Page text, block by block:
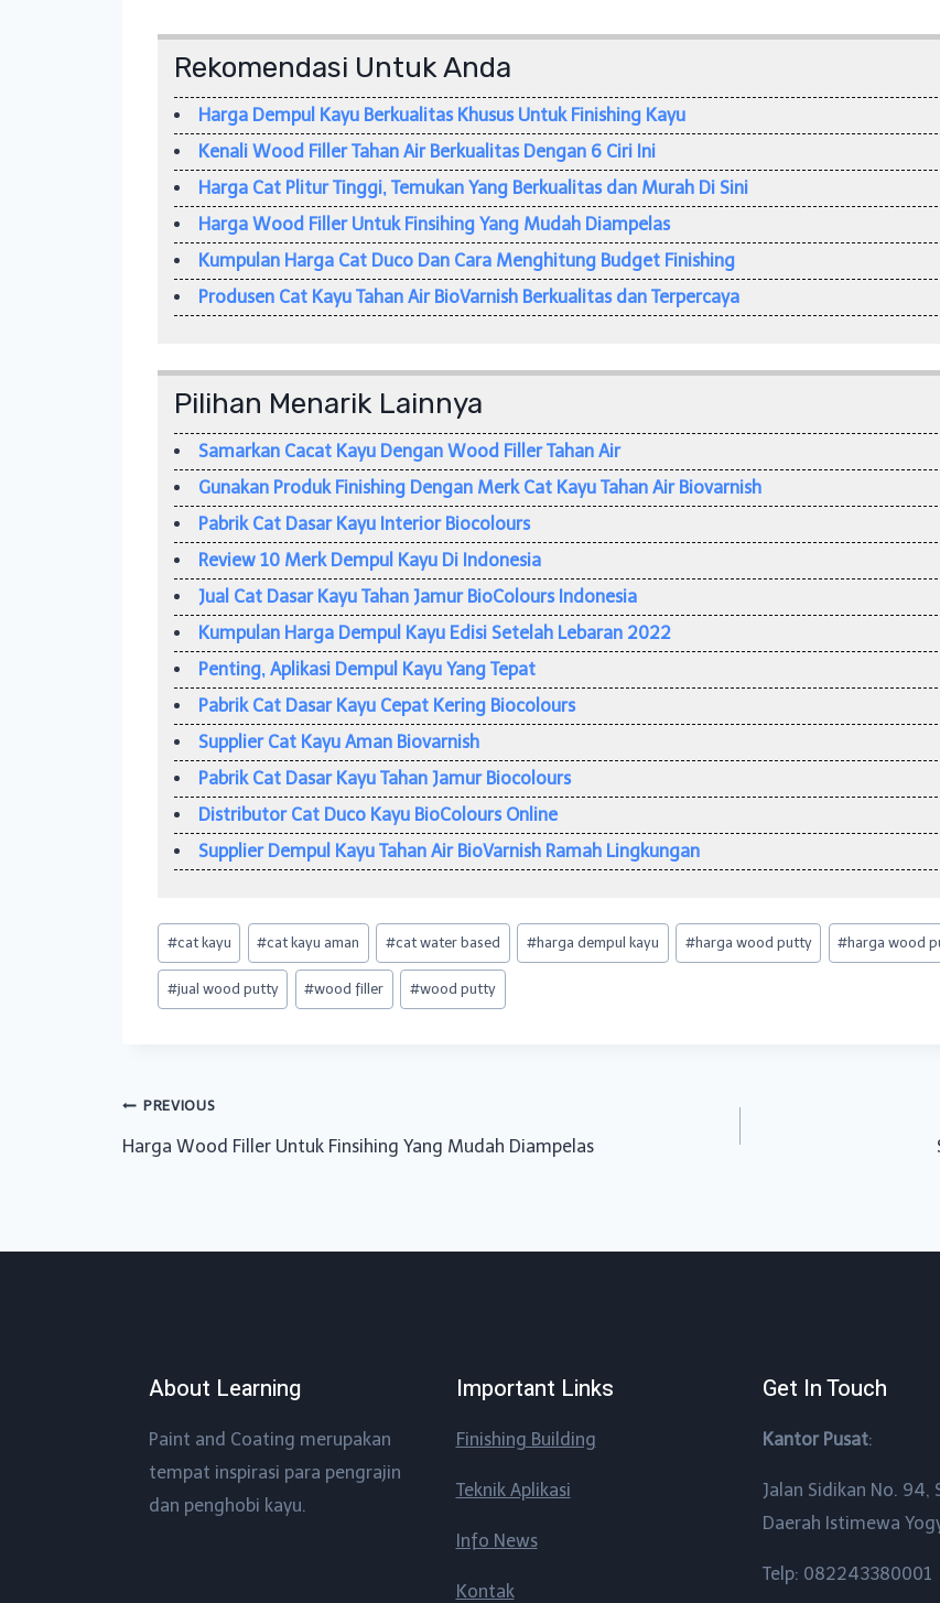
Rekomendasi Untuk Anda
Harga Dempul Kayu Berkualitas Khusus Untuk Finishing Kayu
Kenali Wood Filler Tahan Air Berkualitas Dengan 6 Ciri Ini
Harga Cat Plitur Tinggi, Temukan Yang Berkualitas dan Murah Di Sini
Harga Wood Filler Untuk Finsihing Yang Mudah Diampelas
Kumpulan Harga Cat Duco Dan Cara Menghitung Budget Finishing
Produsen Cat Kayu Tahan Air BioVarnish Berkualitas dan Terpercaya
Pilihan Menarik Lainnya
Samarkan Cacat Kayu Dengan Wood Filler Tahan Air
Gunakan Produk Finishing Dengan Merk Cat Kayu Tahan Air Biovarnish
Pabrik Cat Dasar Kayu Interior Biocolours
Review 10 Merk Dempul Kayu Di Indonesia
Jual Cat Dasar Kayu Tahan Jamur BioColours Indonesia
Kumpulan Harga Dempul Kayu Edisi Setelah Lebaran 2022
Penting, Aplikasi Dempul Kayu Yang Tepat
Pabrik Cat Dasar Kayu Cepat Kering Biocolours
Supplier Cat Kayu Aman Biovarnish
Pabrik Cat Dasar Kayu Tahan Jamur Biocolours
Distributor Cat Duco Kayu BioColours Online
Supplier Dempul Kayu Tahan Air BioVarnish Ramah Lingkungan
Post
Tags:
#cat kayu #cat kayu aman #cat water based #harga dempul kayu #harga wood putty #harga wood
#jual wood putty #wood filler #wood putty
Post
PREVIOUS
Harga Wood Filler Untuk Finsihing Yang Mudah Diampelas
About Learning
Paint and Coating merupakan
tempat inspirasi para pengrajin
dan penghobi kayu.
Important Links
Finishing Building
Teknik Aplikasi
Info News
Kontak
Get In Touch
Kantor Pusat:
Jalan Sidikan No.
Daerah Istimewa
Telp: 082243380001